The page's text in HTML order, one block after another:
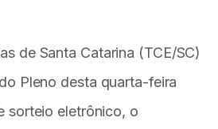
de Santa Catarina (TCE/SC)
Pleno desta quarta-feira
sorteio eletrônico, o